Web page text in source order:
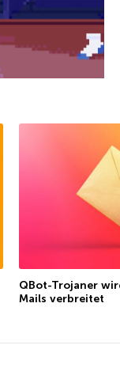
QBot-Trojaner
Mails verbreitet